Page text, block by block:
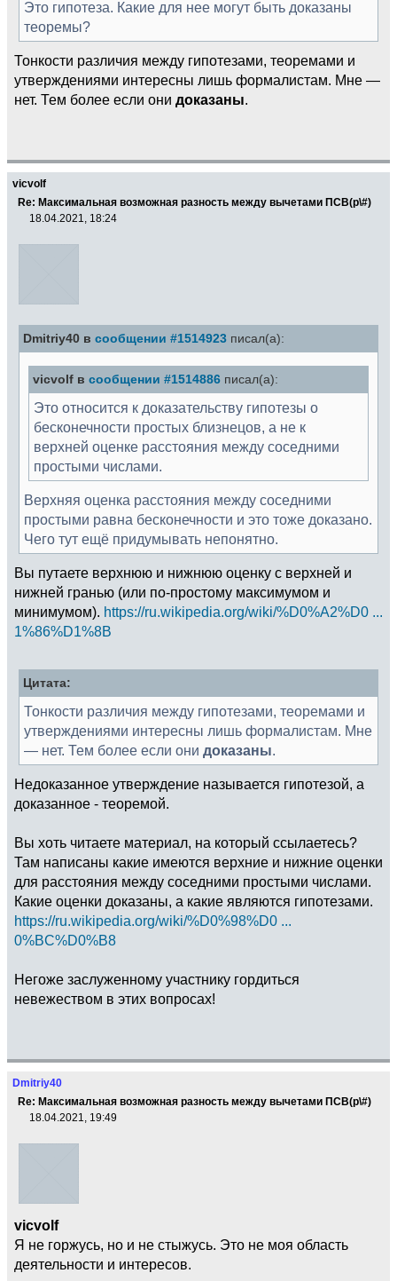
Это гипотеза. Какие для нее могут быть доказаны
теоремы?
Тонкости различия между гипотезами, теоремами и
утверждениями интересны лишь формалистам. Мне —
нет. Тем более если они доказаны.
vicvolf
Re: Максимальная возможная разность между вычетами ПСВ(p\#)
18.04.2021, 18:24
Dmitriy40 в сообщении #1514923 писал(а):
vicvolf в сообщении #1514886 писал(а):
Это относится к доказательству гипотезы о
бесконечности простых близнецов, а не к
верхней оценке расстояния между соседними
простыми числами.
Верхняя оценка расстояния между соседними
простыми равна бесконечности и это тоже доказано.
Чего тут ещё придумывать непонятно.
Вы путаете верхнюю и нижнюю оценку с верхней и
нижней гранью (или по-простому максимумом и
минимумом). https://ru.wikipedia.org/wiki/%D0%A2%D0 ...
1%86%D1%8B
Цитата:
Тонкости различия между гипотезами, теоремами и
утверждениями интересны лишь формалистам. Мне
— нет. Тем более если они доказаны.
Недоказанное утверждение называется гипотезой, а
доказанное - теоремой.
Вы хоть читаете материал, на который ссылаетесь?
Там написаны какие имеются верхние и нижние оценки
для расстояния между соседними простыми числами.
Какие оценки доказаны, а какие являются гипотезами.
https://ru.wikipedia.org/wiki/%D0%98%D0 ...
0%BC%D0%B8
Негоже заслуженному участнику гордиться
невежеством в этих вопросах!
Dmitriy40
Re: Максимальная возможная разность между вычетами ПСВ(p\#)
18.04.2021, 19:49
vicvolf
Я не горжусь, но и не стыжусь. Это не моя область
деятельности и интересов.